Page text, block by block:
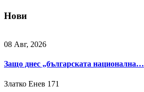
Нови
08 Авг, 2026
Защо днес „българската национална…
Златко Енев 171